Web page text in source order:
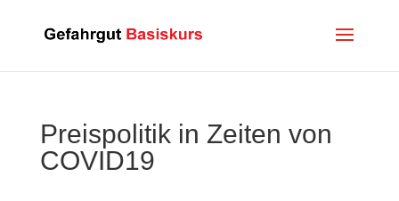
Preispolitik in Zeiten von
COVID19